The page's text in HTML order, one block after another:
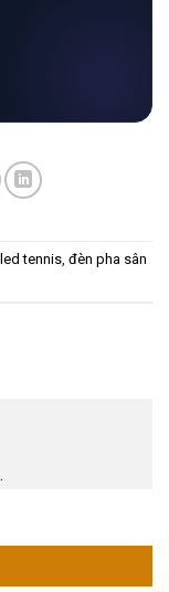
tennis, đèn pha sân